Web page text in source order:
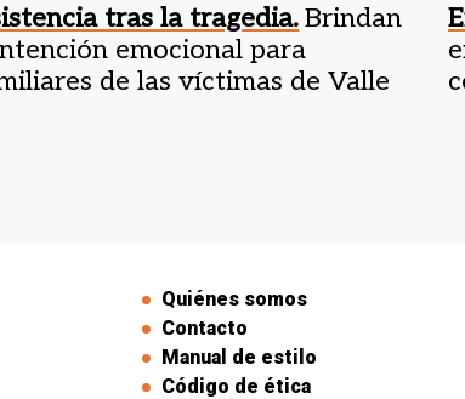
tras la tragedia. Brindan
emocional para
de las víctimas de Valle
Quiénes somos
Contacto
Manual de estilo
Código de ética